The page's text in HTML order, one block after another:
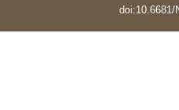
doi:10.6681/